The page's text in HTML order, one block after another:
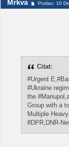
Mrkva Poslao: 10
Citat:
#Urgent
#Ukraine
the
Group with a
Multiple
#DPR,DNR-